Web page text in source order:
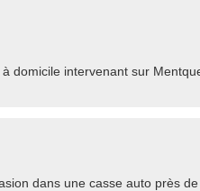
domicile intervenant sur
dans une casse auto près